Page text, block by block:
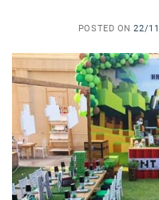
POSTED ON22/